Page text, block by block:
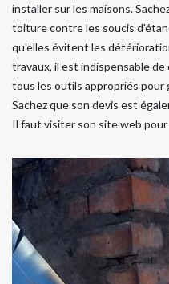
installer sur les maisons.
toiture contre les soucis
qu'elles évitent les
travaux, il est indispensable
tous les outils appropriés pour
Sachez que son devis est
Il faut visiter son site web